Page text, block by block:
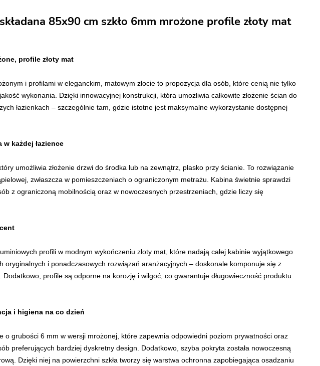
85x90 cm szkło 6mm mrożone profile złoty mat
profile złoty mat
i profilami w eleganckim, matowym złocie to propozycja dla osób, które cenią nie tylko
wykonania. Dzięki innowacyjnej konstrukcji, która umożliwia całkowite złożenie ścian do
łazienkach – szczególnie tam, gdzie istotne jest maksymalne wykorzystanie dostępnej
każdej łazience
umożliwia złożenie drzwi do środka lub na zewnątrz, płasko przy ścianie. To rozwiązanie
zwłaszcza w pomieszczeniach o ograniczonym metrażu. Kabina świetnie sprawdzi
z ograniczoną mobilnością oraz w nowoczesnych przestrzeniach, gdzie liczy się
profili w modnym wykończeniu złoty mat, które nadają całej kabinie wyjątkowego
oryginalnych i ponadczasowych rozwiązań aranżacyjnych – doskonale komponuje się z
profile są odporne na korozję i wilgoć, co gwarantuje długowieczność produktu
i higiena na co dzień
o grubości 6 mm w wersji mrożonej, które zapewnia odpowiedni poziom prywatności oraz
preferujących bardziej dyskretny design. Dodatkowo, szyba pokryta została nowoczesną
Dzięki niej na powierzchni szkła tworzy się warstwa ochronna zapobiegająca osadzaniu